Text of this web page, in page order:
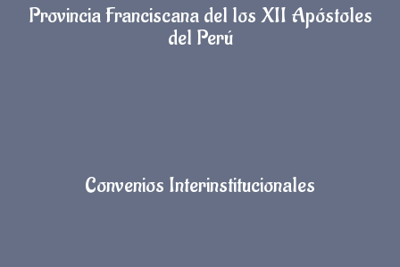
Provincia Franciscana del los XII Apóstoles
del Perú
Convenios Interinstitucionales